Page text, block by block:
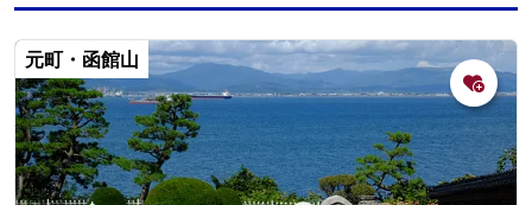
元町・函館山